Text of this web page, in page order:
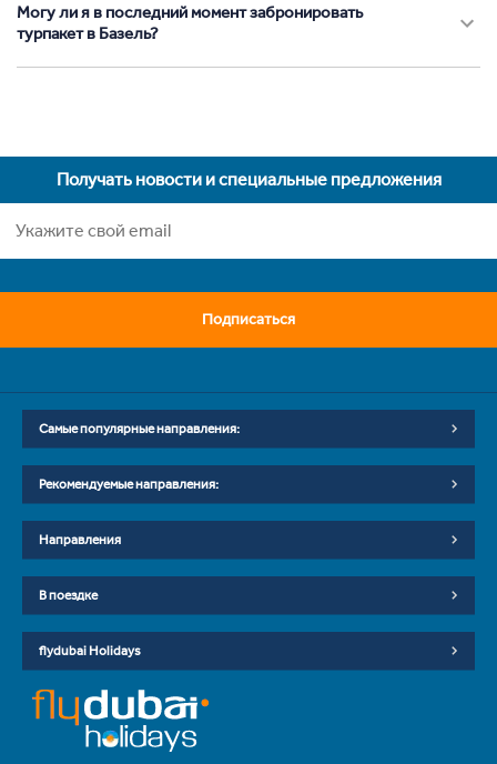
Могу ли я в последний момент забронировать
турпакет в Базель?
Получать новости и специальные предложения
Подписаться
Самые популярные направления:
Рекомендуемые направления:
Направления
В поездке
flydubai Holidays